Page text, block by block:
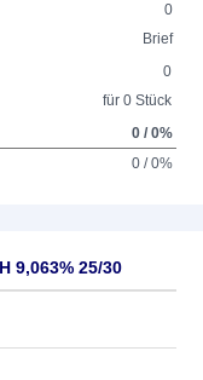
0
Brief
0
für 0 Stück
0 / 0%
0 / 0%
9,063% 25/30